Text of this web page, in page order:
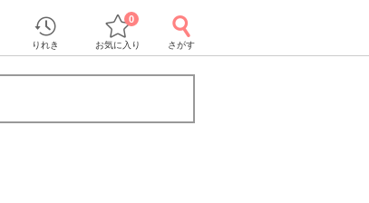
りれき お気に入り
0
さがす